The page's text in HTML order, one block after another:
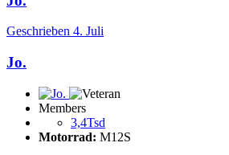
Geschrieben 4. Juli
Jo.
Members
3,4Tsd
Motorrad: M12S